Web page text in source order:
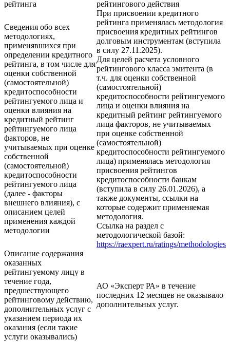
рейтинга
рейтингового действия
Сведения обо всех
методологиях,
применявшихся при
определении кредитного
рейтинга, в том числе для
оценки собственной
(самостоятельной)
кредитоспособности
рейтингуемого лица и
оценки влияния на
кредитный рейтинг
рейтингуемого лица
факторов, не
учитываемых при оценке
собственной
(самостоятельной)
кредитоспособности
рейтингуемого лица
(далее - факторы
внешнего влияния), с
описанием целей
применения каждой
методологии
При присвоении кредитного
рейтинга применялась методология
присвоения кредитных рейтингов
долговым инструментам (вступила
в силу 27.11.2025).
Для целей расчета условного
рейтингового класса эмитента (в
т.ч. для оценки собственной
(самостоятельной)
кредитоспособности рейтингуемого
лица и оценки влияния на
кредитный рейтинг рейтингуемого
лица факторов, не учитываемых
при оценке собственной
(самостоятельной)
кредитоспособности рейтингуемого
лица) применялась методология
присвоения рейтингов
кредитоспособности банкам
(вступила в силу 26.01.2026), а
также документы, ссылки на
которые содержит применяемая
методология.
Ссылка на раздел с
методологической базой:
https://raexpert.ru/ratings/methodologies
Описание содержания
оказанных
рейтингуемому лицу в
течение года,
предшествующего
рейтинговому действию,
дополнительных услуг с
указанием периода их
оказания (если такие
услуги оказывались)
АО «Эксперт РА» в течение
последних 12 месяцев не оказывало
дополнительных услуг.